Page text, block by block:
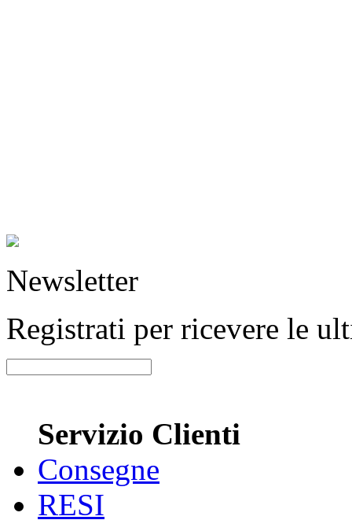
Newsletter
Registrati per ricevere le
Servizio Clienti
Consegne
RESI